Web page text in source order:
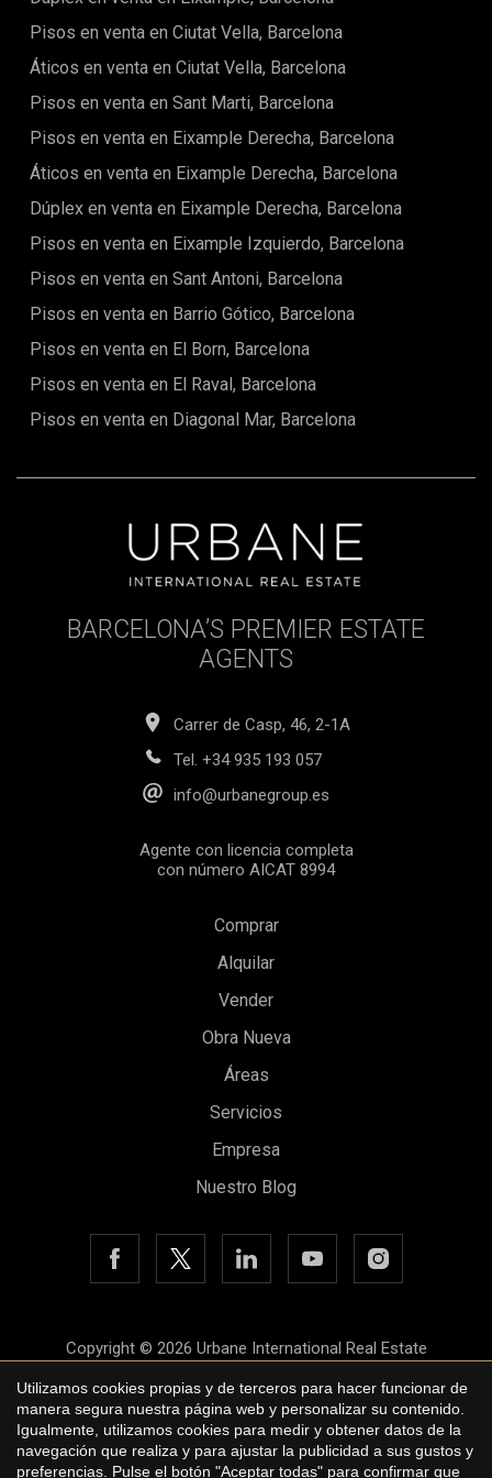
hermosos días soleados de Barcelona.Un barrio céntrico y
deseadoEl Eixample es un barrio conocido por su riqueza
modernistas, el Eixample es una de las zonas más
restaurantes, tiendas de diseñadores, cafés de moda, así
como numerosas galerías de arte y comercios
locales.Ubicado en el corazón de la ciudad, el apartamento
cuenta con excelente conectividad con otros distritos,
eje central de Barcelona, facilita el acceso a las principales
atracciones de la ciudad, mientras está rodeado de
comodidades diarias como escuelas, parques y lugares
culturales, incluida la famosa Sagrada Familia, a solo unos
apartamento en renovación es una oportunidad rara para
vivir en una propiedad con carácter histórico pero con todas
las comodidades modernas. Los renders en 3D que te
ofrecemos te permitirán visualizar el resultado final e
incomparable en uno de los barrios más deseados de
Pisos en venta en Ciutat Vella, Barcelona
Áticos en venta en Ciutat Vella, Barcelona
Pisos en venta en Sant Marti, Barcelona
Pisos en venta en Eixample Derecha, Barcelona
Áticos en venta en Eixample Derecha, Barcelona
Dúplex en venta en Eixample Derecha, Barcelona
Pisos en venta en Eixample Izquierdo, Barcelona
Pisos en venta en Sant Antoni, Barcelona
Pisos en venta en Barrio Gótico, Barcelona
Pisos en venta en El Born, Barcelona
Pisos en venta en El Raval, Barcelona
Pisos en venta en Diagonal Mar, Barcelona
BARCELONA’S PREMIER ESTATE
AGENTS
Carrer de Casp, 46, 2-1A
Tel. +34 935 193 057
info@urbanegroup.es
Agente con licencia completa
con número AICAT 8994
Comprar
Alquilar
Vender
Obra Nueva
Áreas
Servicios
Empresa
Nuestro Blog
Copyright © 2026 Urbane International Real Estate
Aviso legal
Política de privacidad
Política de cookies
Utilizamos cookies propias y de terceros para hacer funcionar de
manera segura nuestra página web y personalizar su contenido.
Igualmente, utilizamos cookies para medir y obtener datos de la
navegación que realiza y para ajustar la publicidad a sus gustos y
preferencias. Pulse el botón "Aceptar todas" para confirmar que